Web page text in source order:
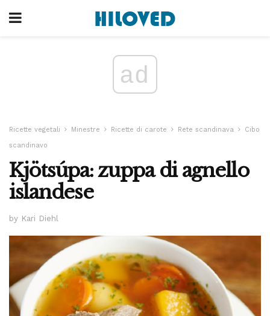
ad
Ricette vegetali Minestre Ricette di carote Rete scandinava
Cibo
scandinavo
Kjötsúpa: zuppa di agnello
islandese
by Kari Diehl